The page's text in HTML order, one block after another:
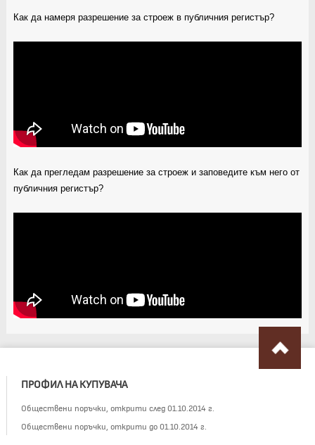
Как да намеря разрешение за строеж в публичния регистър?
Как да прегледам разрешение за строеж и заповедите към него от
публичния регистър?
ПРОФИЛ НА КУПУВАЧА
Обществени поръчки, открити след 01.10.2014 г.
Обществени поръчки, открити до 01.10.2014 г.